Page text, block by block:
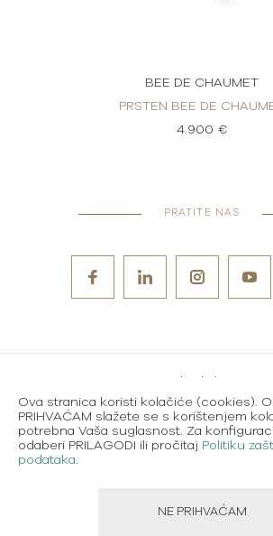
BEE DE CHAUMET
PRSTEN BEE DE
4.900 €
PRATITE NAS
Karijere
Uvjeti korištenja
Ova stranica koristi kolačiće (cookies).
PRIHVAĆAM slažete se s korištenjem
potrebna Vaša suglasnost. Za
odaberi PRILAGODI ili pročitaj Politiku
podataka.
NE PRIHVAĆAM